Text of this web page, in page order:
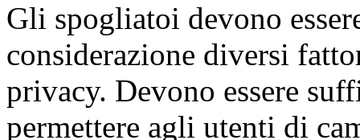
Gli spogliatoi devono
considerazione diversi
privacy. Devono essere
permettere agli utenti di